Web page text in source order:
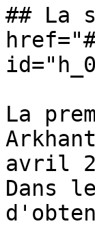
## La
La
avril
Dans